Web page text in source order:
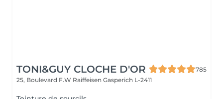
TONI&GUY CLOCHE D'OR
785
25, Boulevard F.W Raiffeisen Gasperich L-2411